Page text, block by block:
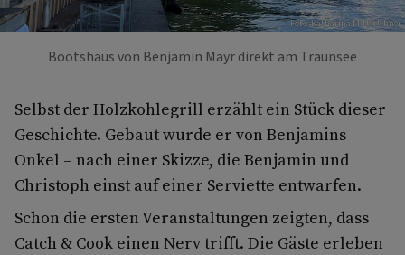
Foto: Katharina Mitterlehner
Bootshaus von Benjamin Mayr direkt am Traunsee
Selbst der Holzkohlegrill erzählt ein Stück dieser
Geschichte. Gebaut wurde er von Benjamins
Onkel – nach einer Skizze, die Benjamin und
Christoph einst auf einer Serviette entwarfen.
Schon die ersten Veranstaltungen zeigten, dass
Catch & Cook einen Nerv trifft. Die Gäste erleben